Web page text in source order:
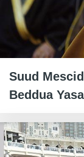
Suud
Beddua